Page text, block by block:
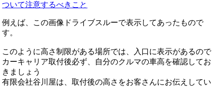
ついて注意するべきこと
例えば、この画像ドライブスルーで表示してあったもので
す。
このように高さ制限がある場所では、入口に表示があるので
カーキャリア取付後必ず、自分のクルマの車高を確認してお
きましょう
有限会社谷川屋は、取付後の高さをお客さんにお伝えしてい